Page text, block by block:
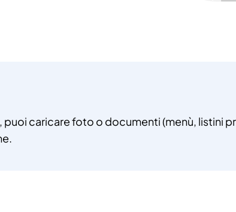
, puoi caricare foto o documenti (menù, listini